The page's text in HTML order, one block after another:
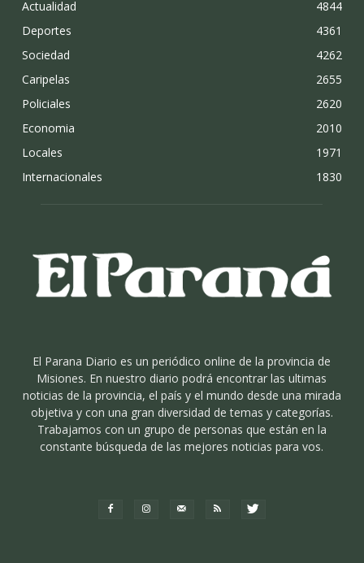
Actualidad
4844
Deportes
4361
Sociedad
4262
Caripelas
2655
Policiales
2620
Economia
2010
Locales
1971
Internacionales
1830
El Parana Diario es un periódico online de la provincia de
Misiones. En nuestro diario podrá encontrar las ultimas
noticias de la provincia, el país y el mundo desde una mirada
objetiva y con una gran diversidad de temas y categorías.
Trabajamos con un grupo de personas que están en la
constante búsqueda de las mejores noticias para vos.